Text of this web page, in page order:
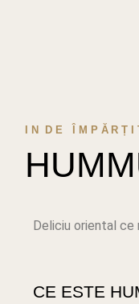
IN DE
Deliciu oriental ce
CE ESTE